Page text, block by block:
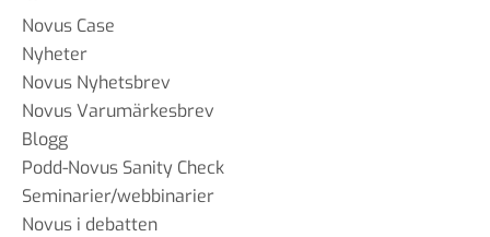
Novus Case
Nyheter
Novus Nyhetsbrev
Novus Varumärkesbrev
Blogg
Podd-Novus Sanity Check
Seminarier/webbinarier
Novus i debatten